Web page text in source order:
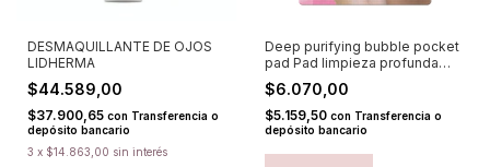
DESMAQUILLANTE DE OJOS
LIDHERMA
$44.589,00
$37.900,65 con Transferencia o
depósito bancario
3 x $14.863,00 sin interés
Deep purifying bubble pocket
pad Pad limpieza profunda
PUREDERM
$6.070,00
$5.159,50 con Transferencia o
depósito bancario